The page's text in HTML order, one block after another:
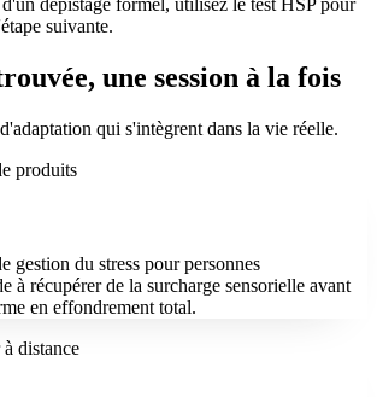
dépistage formel, utilisez le test HSP pour
suivante.
une session à la fois
qui s'intègrent dans la vie réelle.
produits
gestion du stress pour personnes
à récupérer de la surcharge sensorielle avant
en effondrement total.
distance